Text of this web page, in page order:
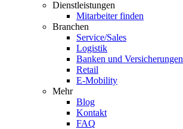
Dienstleistungen
Mitarbeiter finden
Branchen
Service/Sales
Logistik
Banken und Versicherungen
Retail
E-Mobility
Mehr
Blog
Kontakt
FAQ